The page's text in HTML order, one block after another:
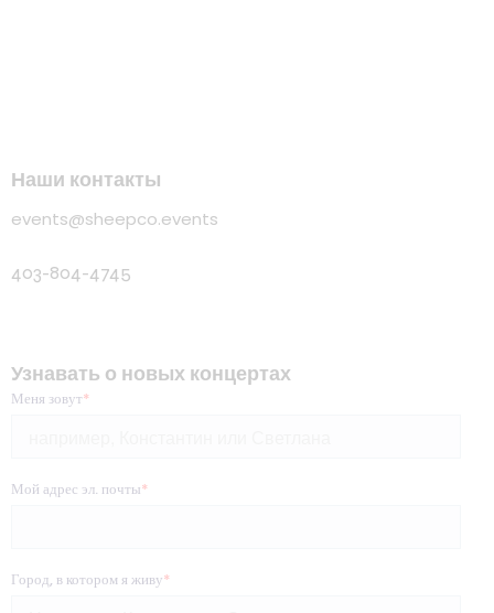
Наши контакты
events@sheepco.events
403-804-4745
Узнавать о новых концертах